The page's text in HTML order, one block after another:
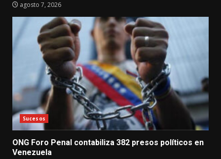
agosto 7, 2026
Sucesos
ONG Foro Penal contabiliza 382 presos políticos en
Venezuela